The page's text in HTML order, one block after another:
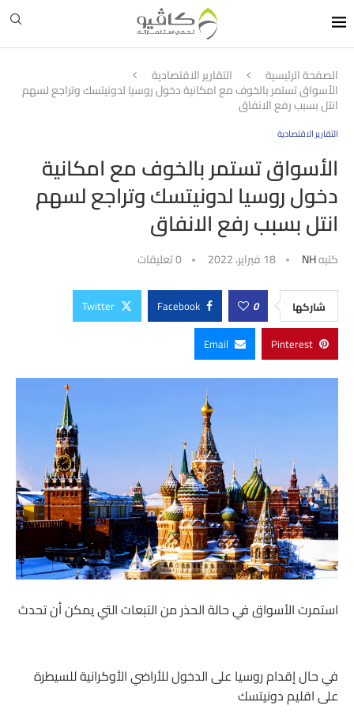
الصفحة الرئيسية التقارير الاقتصادية
الأسواق تستمر بالخوف مع امكانية دخول روسيا لدونيتسك وتراجع لسهم
انتل بسبب رفع الانفاق
التقارير الاقتصادية
الأسواق تستمر بالخوف مع امكانية
دخول روسيا لدونيتسك وتراجع لسهم
انتل بسبب رفع الانفاق
كتبهNH 18 فبراير، 2022 0 تعليقات
شاركها 0
Facebook
Twitter
Pinterest
Email
استمرت الأسواق في حالة الحذر من التبعات التي يمكن أن تحدث
في حال إقدام روسيا على الدخول للأراضي الأوكرانية للسيطرة
على اقليم دونيتسك